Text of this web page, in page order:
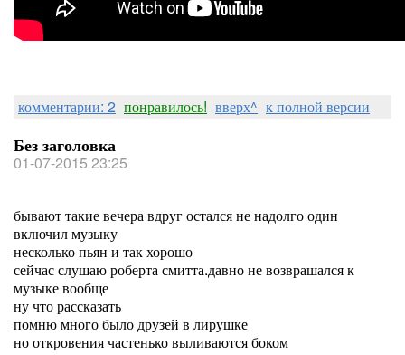
комментарии: 2 понравилось! вверх^ к полной версии
Без заголовка
01-07-2015 23:25
бывают такие вечера вдруг остался не надолго один
включил музыку
несколько пьян и так хорошо
сейчас слушаю роберта смитта.давно не возврашался к
музыке вообще
ну что рассказать
помню много было друзей в лирушке
но откровения частенько выливаются боком